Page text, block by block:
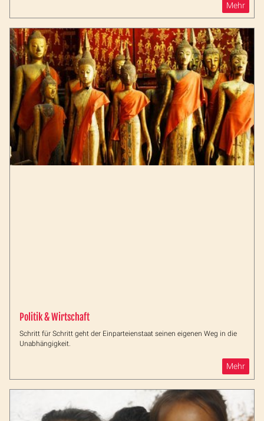
Mehr
Politik & Wirtschaft
Schritt für Schritt geht der Einparteienstaat seinen eigenen Weg in die
Unabhängigkeit.
Mehr